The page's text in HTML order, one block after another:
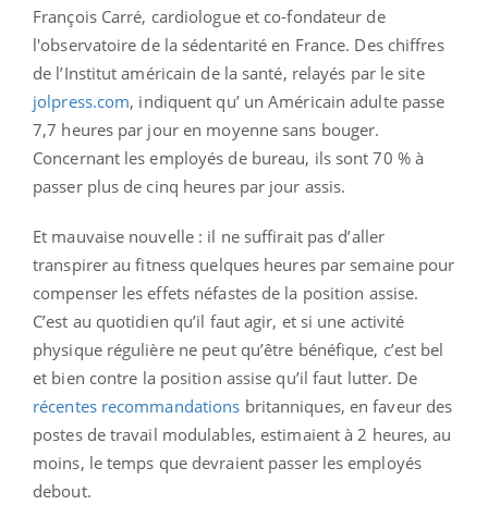
François Carré, cardiologue et co-fondateur de
l'observatoire de la sédentarité en France. Des chiffres
de l’Institut américain de la santé, relayés par le site
jolpress.com, indiquent qu’ un Américain adulte passe
7,7 heures par jour en moyenne sans bouger.
Concernant les employés de bureau, ils sont 70 % à
passer plus de cinq heures par jour assis.
Et mauvaise nouvelle : il ne suffirait pas d’aller
transpirer au fitness quelques heures par semaine pour
compenser les effets néfastes de la position assise.
C’est au quotidien qu’il faut agir, et si une activité
physique régulière ne peut qu’être bénéfique, c’est bel
et bien contre la position assise qu’il faut lutter. De
récentes recommandations britanniques, en faveur des
postes de travail modulables, estimaient à 2 heures, au
moins, le temps que devraient passer les employés
debout.